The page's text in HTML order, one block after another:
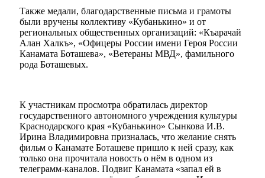
Также медали, благодарственные письма и грамоты
были вручены коллективу «Кубанькино» и от
региональных общественных организаций: «Къарачай
Алан Халкъ», «Офицеры России имени Героя России
Канамата Боташева», «Ветераны МВД», фамильного
рода Боташевых.
К участникам просмотра обратилась директор
государственного автономного учреждения культуры
Краснодарского края «Кубанькино» Сынкова И.В.
Ирина Владимировна призналась, что желание снять
фильм о Канамате Боташеве пришло к ней сразу, как
только она прочитала новость о нём в одном из
телеграмм-каналов. Подвиг Канамата «запал ей в
Администрация